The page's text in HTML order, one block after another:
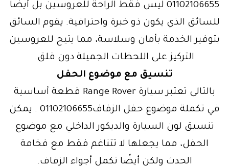
01102106655 ليس فقط الراحة للعروسين بل أيضًا
للسائق الذي يكون ذو خبرة واحترافية. يقوم السائق
بتوفير الخدمة بأمان وسلاسة، مما يتيح للعروسين
التركيز على اللحظات الجميلة دون قلق.
تنسيق مع موضوع الحفل
بالتالى تعتبر سيارة Range Rover قطعة أساسية
في تكملة موضوع حفل الزفاف01102106655 . يمكن
تنسيق لون السيارة والديكور الداخلي مع موضوع
الحفل، مما يجعلها لا تتناغم فقط مع فخامة
الحدث ولكن أيضًا تكمل أجواء الزفاف.